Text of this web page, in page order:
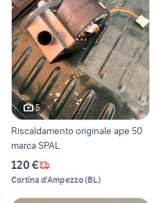
5
Riscaldamento originale ape 50
marca SPAL
120 €
Cortina d'Ampezzo(BL)